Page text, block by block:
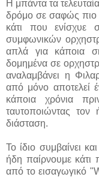
Η μπάντα τα
δρόμο σε σαφώς πιο
κάτι που ενίσχυε
συμφωνικών
απλά για κάποια
δομημένα σε
αναλαμβάνει η
από μόνο αποτελεί
κάποια χρόνια
ταυτοποιώντας τον
διάσταση.
Το ίδιο συμβαίνει
ήδη παίρνουμε κάτι
από το εισαγωγικό